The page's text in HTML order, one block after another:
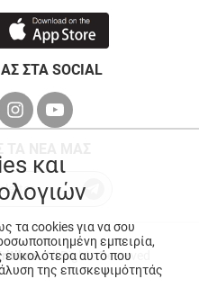
ΣΤΑ SOCIAL
. All Rights Reserved
και
τα cookies για να σου
εμπειρία,
ευκολότερα αυτό που
της επισκεψιμότητάς